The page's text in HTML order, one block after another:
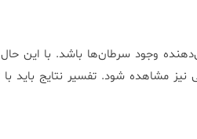
مشاهده شود. تفسیر نتایج باید با